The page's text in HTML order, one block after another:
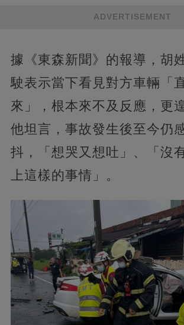
ADVERTISEMENT
據《東森新聞》的報導，胡
駛表示當下看見對方車輛「
來」，根本來不及反應，更
他坦言，事故發生後至今仍
抖，「想哭又想吐」、「沒
上這樣的事情」。